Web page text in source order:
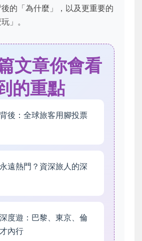
的「為什麼」，以及更重要的
」。
文章你會看
的重點
後：全球旅客用腳投票
遠熱門？資深旅人的深
度遊：巴黎、東京、倫
內行